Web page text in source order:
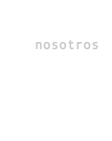
nosotros